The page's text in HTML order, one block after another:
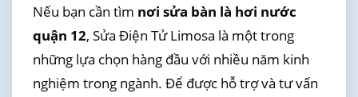
Nếu bạn cần tìm nơi sửa bàn là hơi nước
quận 12, Sửa Điện Tử Limosa là một trong
những lựa chọn hàng đầu với nhiều năm kinh
nghiệm trong ngành. Để được hỗ trợ và tư vấn